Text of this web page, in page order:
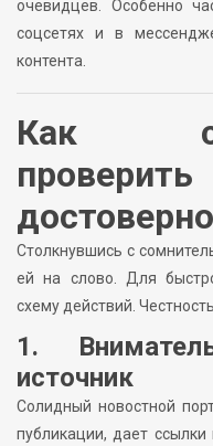
очевидцев. Особенно
соцсетях и в
контента.
Как
Столкнувшись с
ей на слово. Для
схему действий.
1.
источник
Солидный новостной
публикации, дает